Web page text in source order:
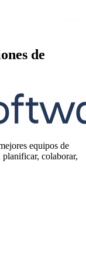
de
equipos de
colaborar,